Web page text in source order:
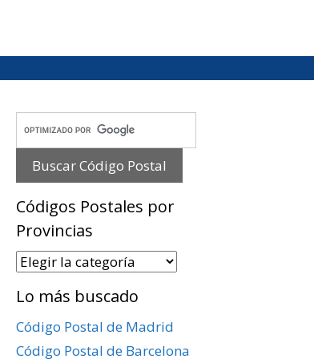
Códigos Postales por
Provincias
Códigos
por
Provincias
Lo más buscado
Código Postal de Madrid
Código Postal de Barcelona